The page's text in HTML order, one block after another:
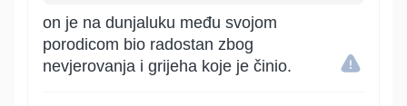
on je na dunjaluku među svojom
porodicom bio radostan zbog
nevjerovanja i grijeha koje je činio.